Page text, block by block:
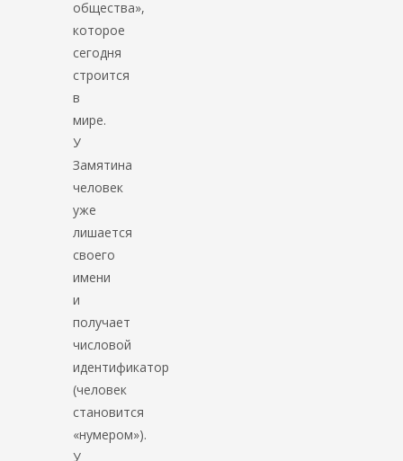
общества»,
которое
сегодня
строится
в
мире.
У
Замятина
человек
уже
лишается
своего
имени
и
получает
числовой
идентификатор
(человек
становится
«нумером»).
У